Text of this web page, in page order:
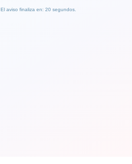
El aviso finaliza en: 19 segundos.